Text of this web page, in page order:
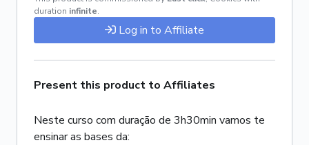
duration infinite.
Log in to Affiliate
Present this product to Affiliates
Neste curso com duração de 3h30min vamos te
ensinar as bases da: